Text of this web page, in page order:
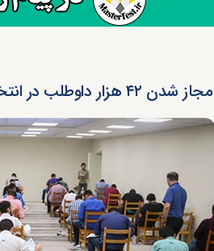
مجاز شدن ۴۲ هزار داوطلب در انتخاب رشته ارشد وزارت بهداشت ۱۴۰۱